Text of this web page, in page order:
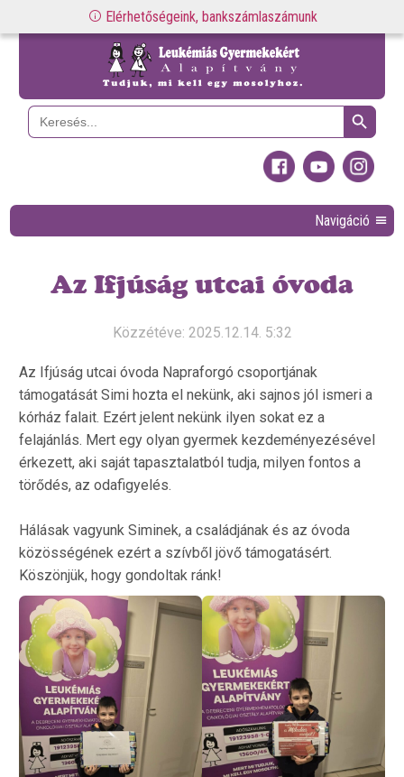
Elérhetőségeink, bankszámlaszámunk
Search
for:
Search Button
Navigáció
Az Ifjúság utcai óvoda
Közzétéve: 2025.12.14. 5:32
Az Ifjúság utcai óvoda Napraforgó csoportjának
támogatását Simi hozta el nekünk, aki sajnos jól ismeri a
kórház falait. Ezért jelent nekünk ilyen sokat ez a
felajánlás. Mert egy olyan gyermek kezdeményezésével
érkezett, aki saját tapasztalatból tudja, milyen fontos a
törődés, az odafigyelés.
Hálásak vagyunk Siminek, a családjának és az óvoda
közösségének ezért a szívből jövő támogatásért.
Köszönjük, hogy gondoltak ránk!